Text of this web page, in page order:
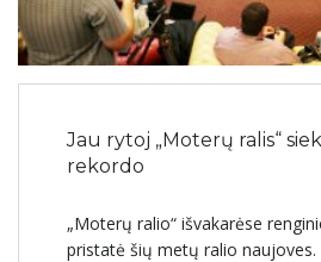
Jau rytoj „Moterų ralis“
rekordo
„Moterų ralio“ išvakarėse
pristatė šių metų ralio naujoves.